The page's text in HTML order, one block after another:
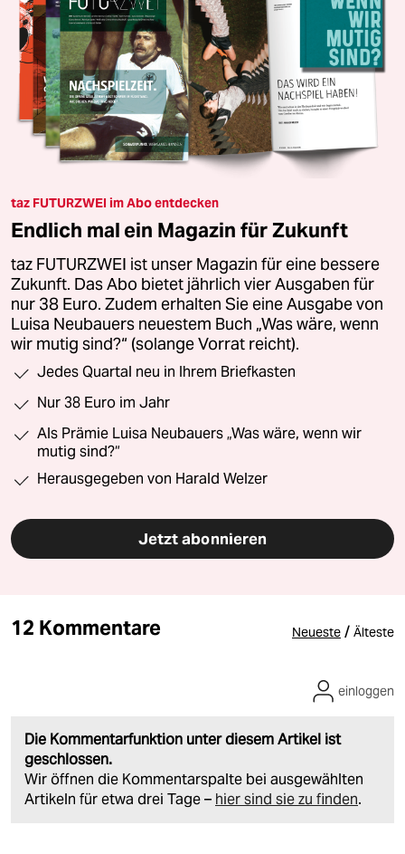
taz FUTURZWEI im Abo entdecken
Endlich mal ein Magazin für Zukunft
taz FUTURZWEI ist unser Magazin für eine bessere
Zukunft. Das Abo bietet jährlich vier Ausgaben für
nur 38 Euro. Zudem erhalten Sie eine Ausgabe von
Luisa Neubauers neuestem Buch „Was wäre, wenn
wir mutig sind?“ (solange Vorrat reicht).
Jedes Quartal neu in Ihrem Briefkasten
Nur 38 Euro im Jahr
Als Prämie Luisa Neubauers „Was wäre, wenn wir
mutig sind?“
Herausgegeben von Harald Welzer
Jetzt abonnieren
12 Kommentare Neueste / Älteste
Die Kommentarfunktion unter diesem Artikel ist
geschlossen.
Wir öffnen die Kommentarspalte bei ausgewählten
Artikeln für etwa drei Tage – hier sind sie zu finden.
einloggen